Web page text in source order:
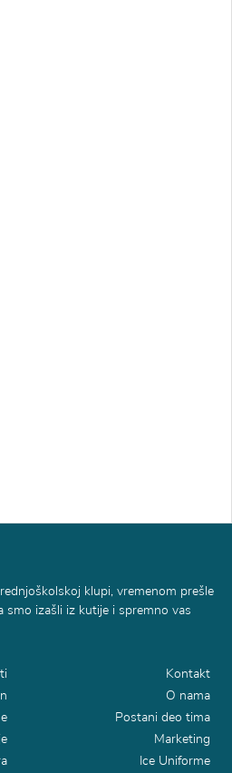
klupi, vremenom prešle
smo izašli iz kutije i spremno vas
Kontakt
O nama
Postani deo tima
Marketing
Ice Uniforme